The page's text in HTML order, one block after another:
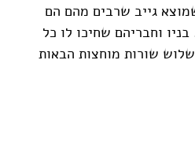
גייב שרבים מהם הם
וחבריהם שחיכו לו כל
שורות מוחצות הבאות